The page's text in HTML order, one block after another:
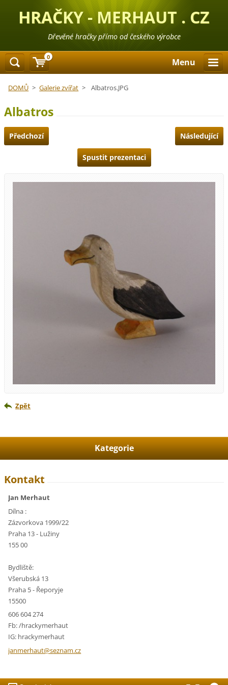
HRAČKY - MERHAUT . CZ
Dřevěné hračky přímo od českého výrobce
Menu
DOMŮ > Galerie zvířat > Albatros.JPG
Albatros
Předchozí Následující
Spustit prezentaci
Zpět
Kategorie
Kontakt
Jan Merhaut
Dílna :
Zázvorkova 1999/22
Praha 13 - Lužiny
155 00
Bydliště:
Všerubská 13
Praha 5 - Řeporyje
15500
606 604 274
Fb: /hrackymerhaut
IG: hrackymerhaut
janmerhaut@seznam.cz
0